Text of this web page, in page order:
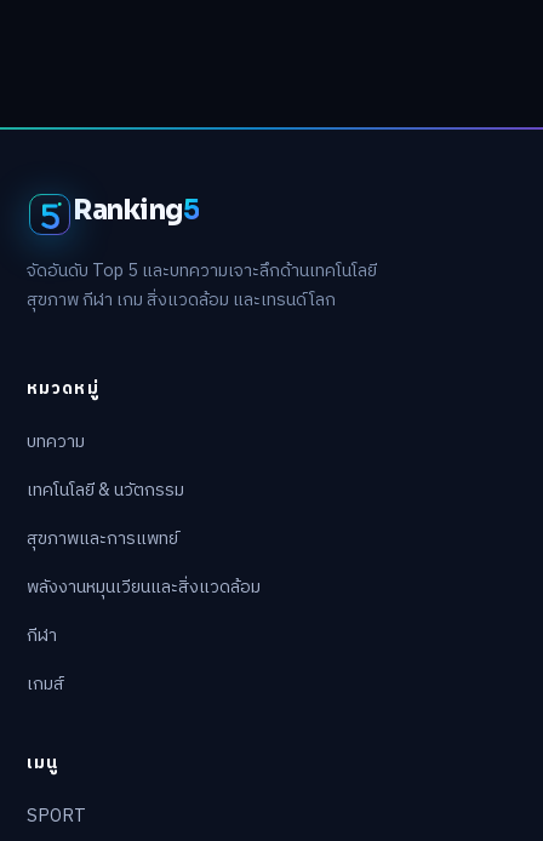
Ranking5
จัดอันดับ Top 5 และบทความเจาะลึกด้านเทคโนโลยี
สุขภาพ กีฬา เกม สิ่งแวดล้อม และเทรนด์โลก
หมวดหมู่
บทความ
เทคโนโลยี & นวัตกรรม
สุขภาพและการแพทย์
พลังงานหมุนเวียนและสิ่งแวดล้อม
กีฬา
เกมส์
เมนู
SPORT